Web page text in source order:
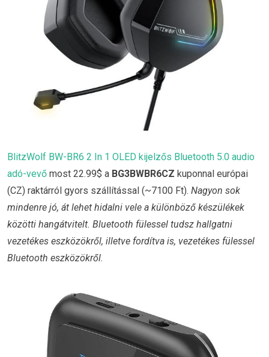
BlitzWolf BW-BR6 2 In 1 OLED kijelzős Bluetooth 5.0 audio
adó-vevő most 22.99$ a BG3BWBR6CZ kuponnal európai
(CZ) raktárról gyors szállítással (~7100 Ft). Nagyon sok
mindenre jó, át lehet hidalni vele a különböző készülékek
közötti hangátvitelt. Bluetooth fülessel tudsz hallgatni
vezetékes eszközökről, illetve fordítva is, vezetékes fülessel
Bluetooth eszközökről.